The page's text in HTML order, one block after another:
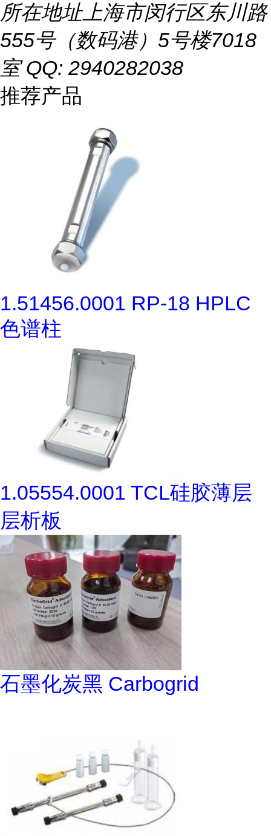
所在地址上海市闵行区东川路
555号（数码港）5号楼7018
室 QQ: 2940282038
推荐产品
1.51456.0001 RP-18 HPLC
色谱柱
1.05554.0001 TCL硅胶薄层
层析板
石墨化炭黑 Carbogrid